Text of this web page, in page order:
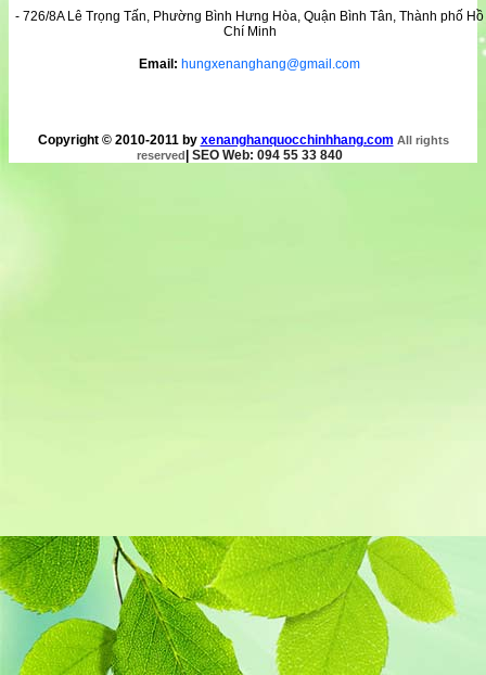
- 726/8A Lê Trọng Tấn, Phường Bình Hưng Hòa, Quận Bình Tân, Thành phố Hồ
Chí Minh
Email: hungxenanghang@gmail.com
Copyright © 2010-2011 by xenanghanquocchinhhang.com All rights
reserved SEO Web: 094 55 33 840